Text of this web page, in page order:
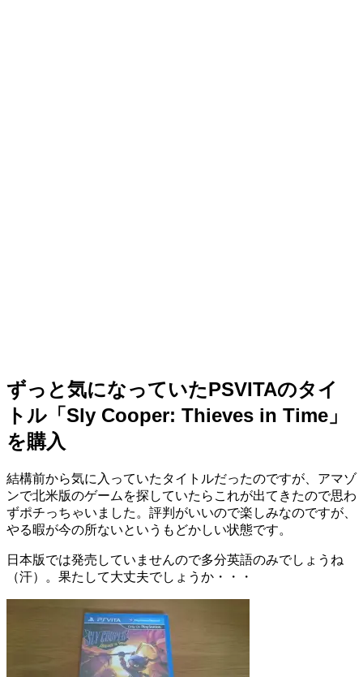
ずっと気になっていたPSVITAのタイ
トル「Sly Cooper: Thieves in Time」
を購入
結構前から気に入っていたタイトルだったのですが、アマゾ
ンで北米版のゲームを探していたらこれが出てきたので思わ
ずポチっちゃいました。評判がいいので楽しみなのですが、
やる暇が今の所ないというもどかしい状態です。
日本版では発売していませんので多分英語のみでしょうね
（汗）。果たして大丈夫でしょうか・・・